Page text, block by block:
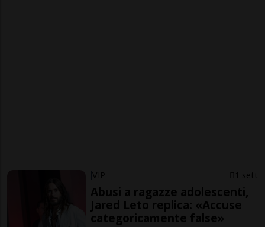
VIP 1 sett
Abusi a ragazze adolescenti,
Jared Leto replica: «Accuse
categoricamente false»